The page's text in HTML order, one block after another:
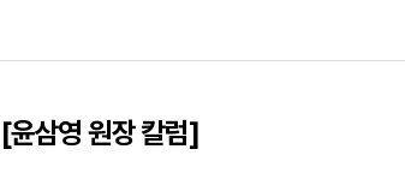
윤삼영 원장 칼럼]